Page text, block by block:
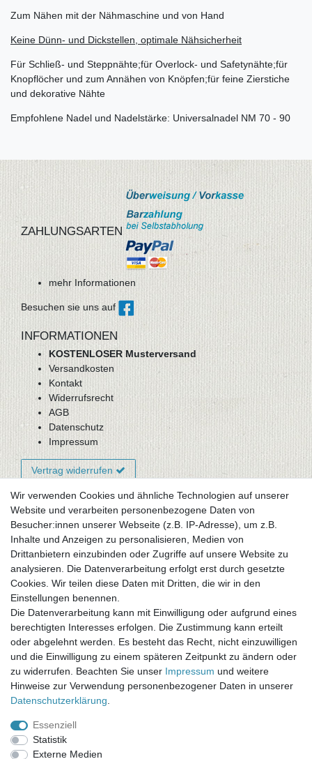
Zum Nähen mit der Nähmaschine und von Hand
Keine Dünn- und Dickstellen, optimale Nähsicherheit
Für Schließ- und Steppnähte;für Overlock- und Safetynähte;für
Knopflöcher und zum Annähen von Knöpfen;für feine Zierstiche
und dekorative Nähte
Empfohlene Nadel und Nadelstärke: Universalnadel NM 70 - 90
ZAHLUNGSARTEN
mehr Informationen
Besuchen sie uns auf
INFORMATIONEN
KOSTENLOSER Musterversand
Versandkosten
Kontakt
Widerrufsrecht
AGB
Datenschutz
Impressum
Vertrag widerrufen
Newsletter-Anmeldung
FAQ / Fragen
Mein Warenkorb
Mein Merkzettel
Mein Konto
UNSER LADENGESCHÄFT
Gottlieb-Daimler-Str. 10
33334 Gütersloh
ÖFFNUNGSZEITEN
Montag - Dienstag: 8.00 - 18.00 Uhr, Mittwoch Ruhetag,
Donnerstag: 8.00 - 18.00 Uhr, Freitag 8.00 - 14.00 Uhr
KUNDENSERVICE
Telefon: (05241) 403 22 38
Wir verwenden Cookies und ähnliche Technologien auf unserer
Website und verarbeiten personenbezogene Daten von
Besucher:innen unserer Webseite (z.B. IP-Adresse), um z.B.
Inhalte und Anzeigen zu personalisieren, Medien von
Drittanbietern einzubinden oder Zugriffe auf unsere Website zu
analysieren. Die Datenverarbeitung erfolgt erst durch gesetzte
Cookies. Wir teilen diese Daten mit Dritten, die wir in den
Einstellungen benennen.
Die Datenverarbeitung kann mit Einwilligung oder aufgrund eines
berechtigten Interesses erfolgen. Die Zustimmung kann erteilt
oder abgelehnt werden. Es besteht das Recht, nicht einzuwilligen
und die Einwilligung zu einem späteren Zeitpunkt zu ändern oder
zu widerrufen. Beachten Sie unser Impressum und weitere
Hinweise zur Verwendung personenbezogener Daten in unserer
Daten­schutz­erklärung
Essenziell
Statistik
Externe Medien